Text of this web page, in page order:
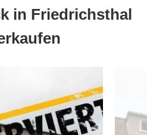
in Friedrichsthal